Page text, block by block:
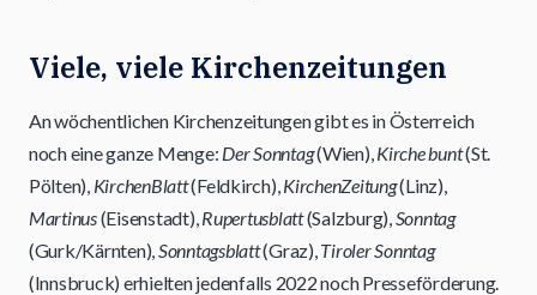
Viele, viele Kirchenzeitungen
An wöchentlichen Kirchenzeitungen gibt es in Österreich
noch eine ganze Menge: Der Sonntag(Wien),Kirche bunt(St.
Pölten), KirchenBlatt(Feldkirch),KirchenZeitung(Linz),
Martinus(Eisenstadt),Rupertusblatt(Salzburg),Sonntag
(Gurk/Kärnten),Sonntagsblatt(Graz),Tiroler Sonntag
(Innsbruck) erhielten jedenfalls 2022 noch Presseförderung.